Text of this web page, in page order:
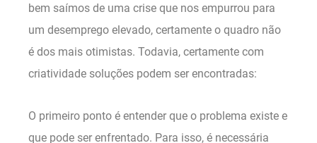
bem saímos de uma crise que nos empurrou para
um desemprego elevado, certamente o quadro não
é dos mais otimistas. Todavia, certamente com
criatividade soluções podem ser encontradas:
O primeiro ponto é entender que o problema existe e
que pode ser enfrentado. Para isso, é necessária